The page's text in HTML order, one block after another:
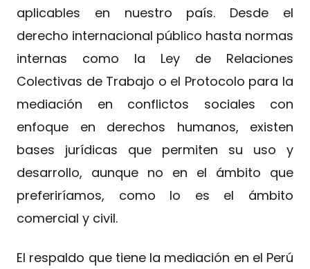
aplicables en nuestro país. Desde el
derecho internacional público hasta normas
internas como la Ley de Relaciones
Colectivas de Trabajo o el Protocolo para la
mediación en conflictos sociales con
enfoque en derechos humanos, existen
bases jurídicas que permiten su uso y
desarrollo, aunque no en el ámbito que
preferiríamos, como lo es el ámbito
comercial y civil.
El respaldo que tiene la mediación en el Perú